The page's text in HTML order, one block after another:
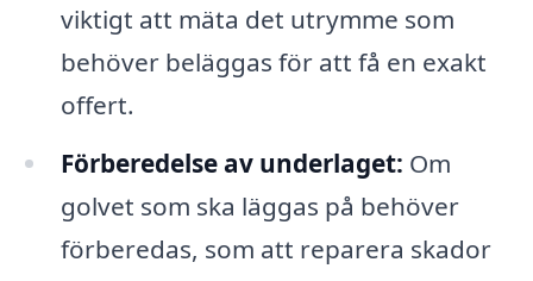
viktigt att mäta det utrymme som
behöver beläggas för att få en exakt
offert.
Förberedelse av underlaget: Om
golvet som ska läggas på behöver
förberedas, som att reparera skador